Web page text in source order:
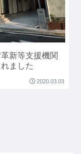
新等支援機関
ました
2020.03.03